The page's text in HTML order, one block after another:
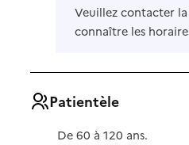
Veuillez contacter
connaître les
Patientèle
De 60 à 120 ans.